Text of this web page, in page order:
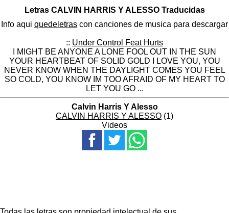
Letras CALVIN HARRIS Y ALESSO Traducidas
Info aqui quedeletras con canciones de musica para descargar
:: Under Control Feat Hurts
I MIGHT BE ANYONE A LONE FOOL OUT IN THE SUN
YOUR HEARTBEAT OF SOLID GOLD I LOVE YOU, YOU
NEVER KNOW WHEN THE DAYLIGHT COMES YOU FEEL
SO COLD, YOU KNOW IM TOO AFRAID OF MY HEART TO
LET YOU GO ...
Calvin Harris Y Alesso
CALVIN HARRIS Y ALESSO (1)
Videos